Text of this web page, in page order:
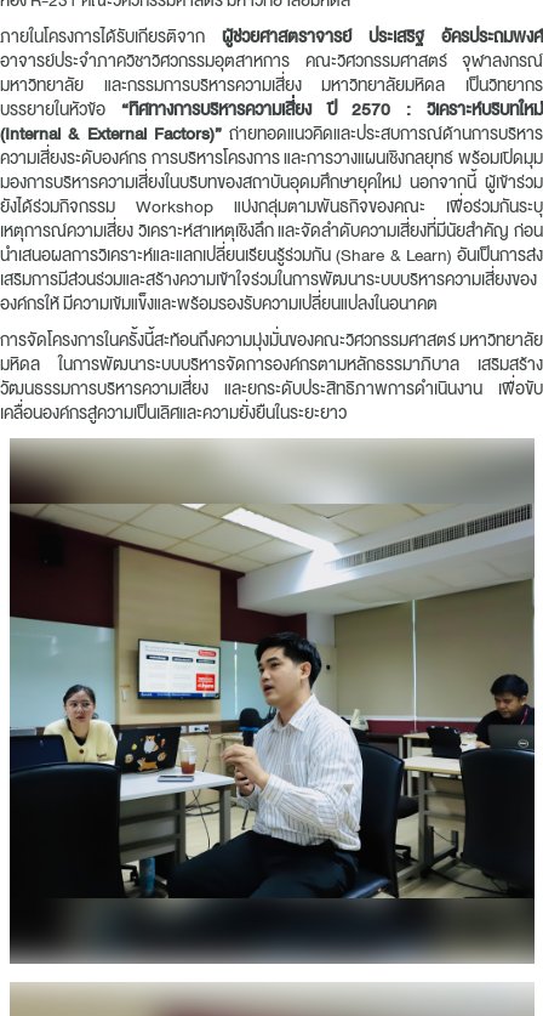
ภายในโครงการได้รับเกียรติจาก ผู้ช่วยศาสตราจารย์ ประเสริฐ อัครประถมพงศ์
อาจารย์ประจำภาควิชาวิศวกรรมอุตสาหการ คณะวิศวกรรมศาสตร์ จุฬาลงกรณ์
มหาวิทยาลัย และกรรมการบริหารความเสี่ยง มหาวิทยาลัยมหิดล เป็นวิทยากร
บรรยายในหัวข้อ “ทิศทางการบริหารความเสี่ยง ปี 2570 : วิเคราะห์บริบทใหม่
(Internal & External Factors)”ถ่ายทอดแนวคิดและประสบการณ์ด้านการบริหาร
ความเสี่ยงระดับองค์กร การบริหารโครงการ และการวางแผนเชิงกลยุทธ์ พร้อมเปิดมุม
มองการบริหารความเสี่ยงในบริบทของสถาบันอุดมศึกษายุคใหม่ นอกจากนี้ ผู้เข้าร่วม
ยังได้ร่วมกิจกรรม Workshop แบ่งกลุ่มตามพันธกิจของคณะ เพื่อร่วมกันระบุ
เหตุการณ์ความเสี่ยง วิเคราะห์สาเหตุเชิงลึก และจัดลำดับความเสี่ยงที่มีนัยสำคัญ ก่อน
นำเสนอผลการวิเคราะห์และแลกเปลี่ยนเรียนรู้ร่วมกัน (Share & Learn) อันเป็นการส่ง
เสริมการมีส่วนร่วมและสร้างความเข้าใจร่วมในการพัฒนาระบบบริหารความเสี่ยงของ
องค์กรให้ มีความเข้มแข็งและพร้อมรองรับความเปลี่ยนแปลงในอนาคต
การจัดโครงการในครั้งนี้สะท้อนถึงความมุ่งมั่นของคณะวิศวกรรมศาสตร์ มหาวิทยาลัย
มหิดล ในการพัฒนาระบบบริหารจัดการองค์กรตามหลักธรรมาภิบาล เสริมสร้าง
วัฒนธรรมการบริหารความเสี่ยง และยกระดับประสิทธิภาพการดำเนินงาน เพื่อขับ
เคลื่อนองค์กรสู่ความเป็นเลิศและความยั่งยืนในระยะยาว